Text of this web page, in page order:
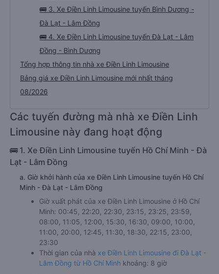
🚌 3. Xe Điền Linh Limousine tuyến Bình Dương -
Đà Lạt - Lâm Đồng
🚌 4. Xe Điền Linh Limousine tuyến Đà Lạt - Lâm
Đồng - Bình Dương
Tổng hợp thông tin nhà xe Điền Linh Limousine
Bảng giá xe Điền Linh Limousine mới nhất tháng
08/2026
Các tuyến đường mà nhà xe Điền Linh
Limousine này đang hoạt động
🚌 1. Xe Điền Linh Limousine tuyến Hồ Chí Minh - Đà
Lạt - Lâm Đồng
a. Giờ khởi hành của xe Điền Linh Limousine tuyến Hồ Chí
Minh - Đà Lạt - Lâm Đồng
Giờ xuất phát của xe Điền Linh Limousine ở Hồ Chí
Minh: 00:45, 22:20, 22:30, 23:15, 23:25, 23:59,
08:00, 11:05, 12:00, 15:30, 16:30, 09:00, 10:00,
11:00, 20:00, 12:45, 11:30, 18:30, 22:15, 23:00,
23:30
Thời gian của nhà xe Điền Linh Limousine đi Đà Lạt -
Lâm Đồng từ Hồ Chí Minh khoảng: 8 giờ